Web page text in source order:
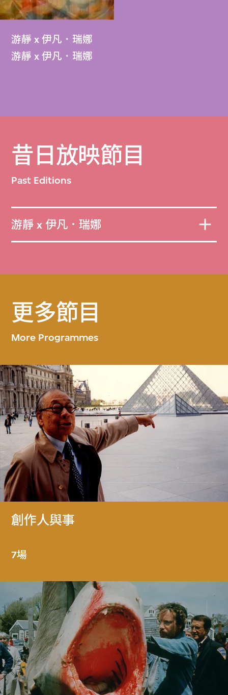
游靜 x 伊凡．瑞娜
游靜 x 伊凡．瑞娜
昔日放映節目
Past Editions
游靜 x 伊凡．瑞娜
更多節目
More Programmes
創作人與事
7場